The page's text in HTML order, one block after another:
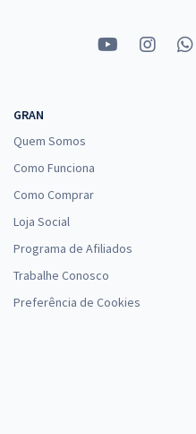
GRAN
Quem Somos
Como Funciona
Como Comprar
Loja Social
Programa de Afiliados
Trabalhe Conosco
Preferência de Cookies